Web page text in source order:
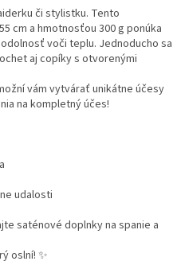
či stylistku. Tento
cm a hmotnosťou 300 g ponúka
voči teplu. Jednoducho sa
aj copíky s otvorenými
vám vytvárať unikátne účesy
na kompletný účes!
udalosti
saténové doplnky na spanie a
oslní! ✨